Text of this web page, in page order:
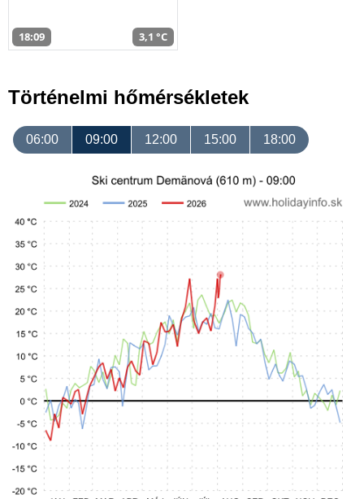
18:09 3,1 °C
Történelmi hőmérsékletek
06:00 09:00 12:00 15:00 18:00